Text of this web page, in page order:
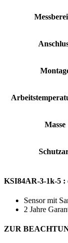
Masse
KSI84AR-3-1k-5 :
Sensor mit
2 Jahre
ZUR